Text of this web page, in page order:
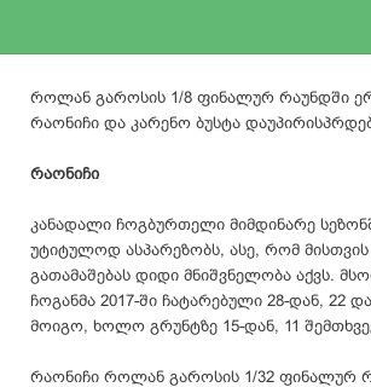
როლან გაროსის 1/8 ფინალურ რაუნდში
რაონიჩი და კარენო ბუსტა
რაონიჩი
კანადალი ჩოგბურთელი მიმდინარე
უტიტულოდ ასპარეზობს, ასე, რომ
გათამაშებას დიდი მნიშვნელობა აქვს.
ჩოგანმა 2017-ში ჩატარებული 28-დან, 22
მოიგო, ხოლო გრუნტზე 15-დან, 11
რაონიჩი როლან გაროსის 1/32 ფინალურ